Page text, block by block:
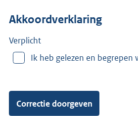
m
e
:
Akkoordverklaring
Verplicht
Ik heb gelezen en